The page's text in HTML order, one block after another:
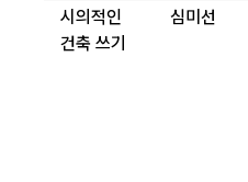
시의적인
건축 쓰기
심미선